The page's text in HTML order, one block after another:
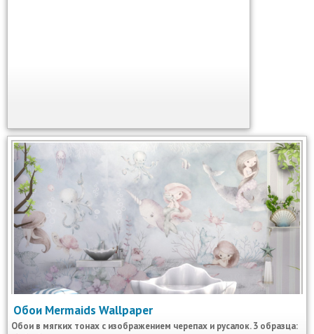
Обои Mermaids Wallpaper
Обои в мягких тонах с изображением черепах и русалок. 3 образца: